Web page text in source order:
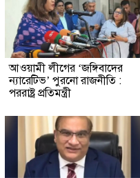
আওয়ামী লীগের ‘জঙ্গিবাদের
ন্যারেটিভ’ পুরনো রাজনীতি :
পররাষ্ট্র প্রতিমন্ত্রী